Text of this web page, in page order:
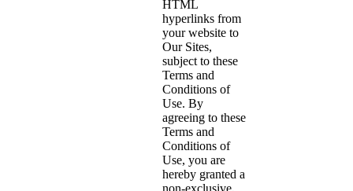
HTML
hyperlinks from
your website to
Our Sites,
subject to these
Terms and
Conditions of
Use. By
agreeing to these
Terms and
Conditions of
Use, you are
hereby granted a
non-exclusive,